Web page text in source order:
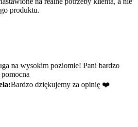
produktu.
na wysokim poziomie! Pani bardzo
Bardzo dziękujemy za opinię ❤️